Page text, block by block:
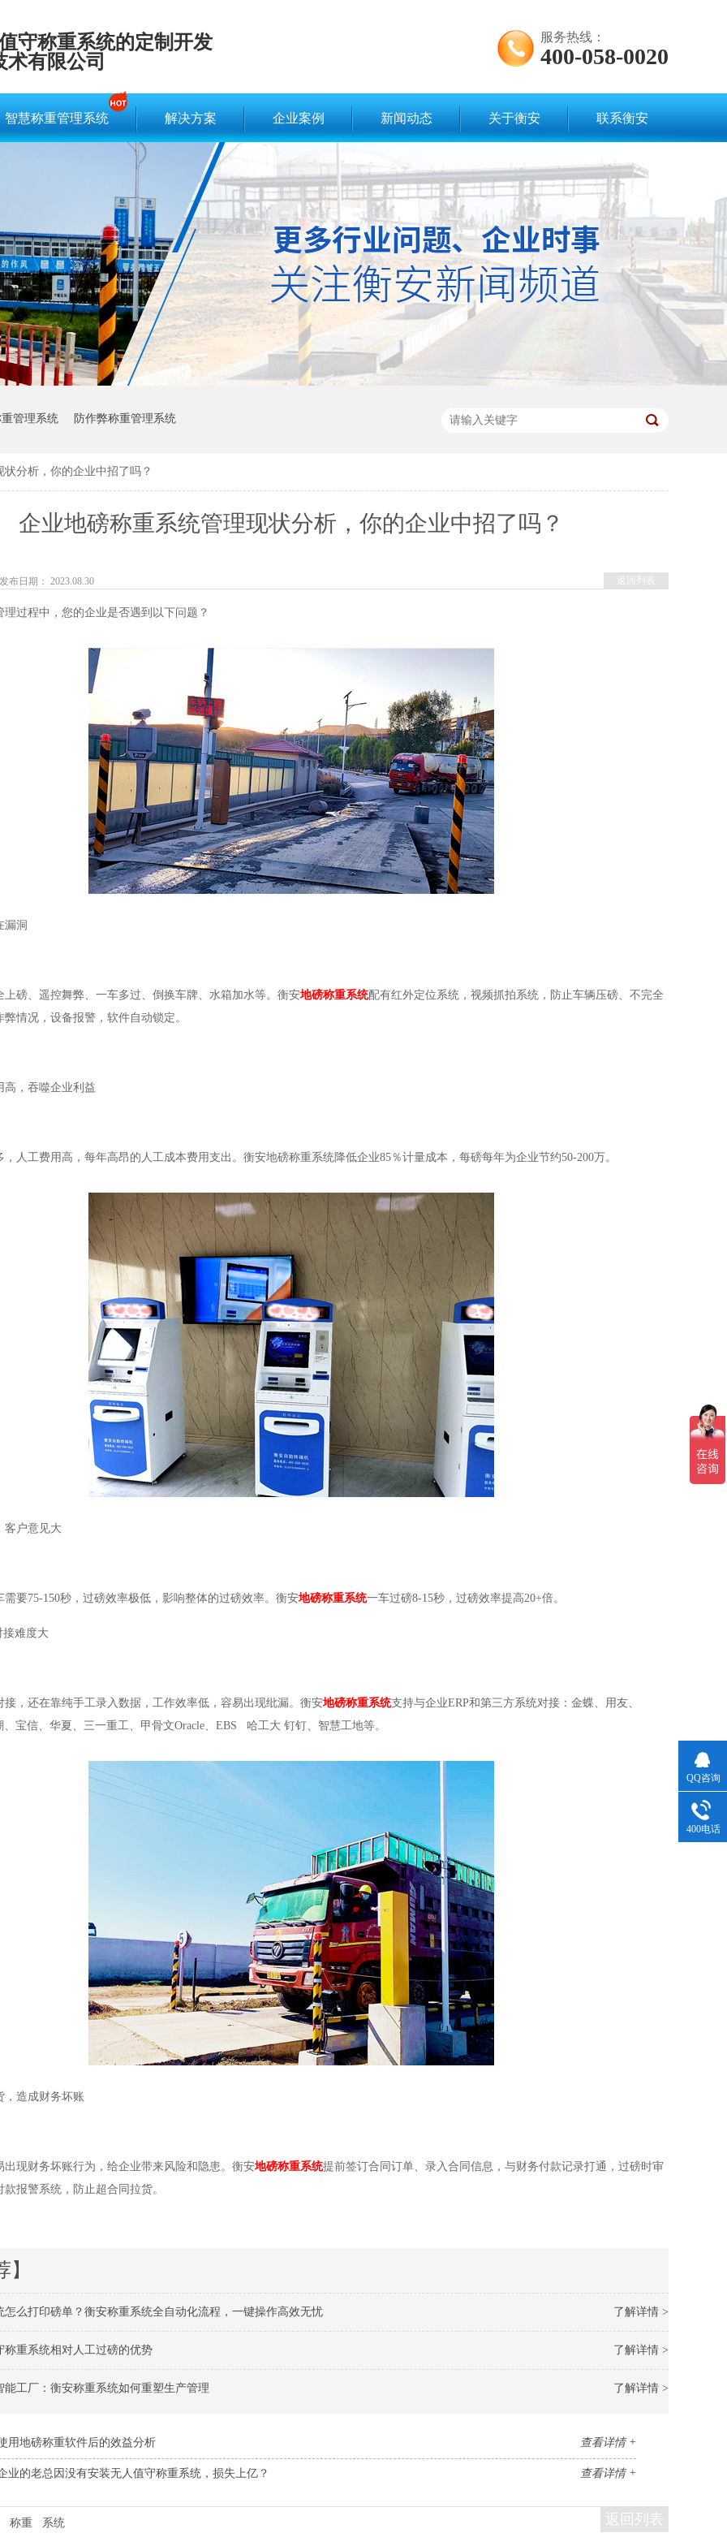
守称重系统的定制开发
有限公司
服务热线：
400-058-0020
智慧称重管理系统 解决方案 企业案例 新闻动态 关于衡安 联系衡安
管理系统 防作弊称重管理系统
分析，你的企业中招了吗？
企业地磅称重系统管理现状分析，你的企业中招了吗？
返回列表
发布日期： 2023.08.30
理过程中，您的企业是否遇到以下问题？
漏洞
上磅、遥控舞弊、一车多过、倒换车牌、水箱加水等。衡安地磅称重系统配有红外定位系统，视频抓拍系统，防止车辆压磅、不完全
情况，设备报警，软件自动锁定。
高，吞噬企业利益
人工费用高，每年高昂的人工成本费用支出。衡安地磅称重系统降低企业85％计量成本，每磅每年为企业节约50-200万。
客户意见大
需要75-150秒，过磅效率极低，影响整体的过磅效率。衡安地磅称重系统一车过磅8-15秒，过磅效率提高20+倍。
接难度大
接，还在靠纯手工录入数据，工作效率低，容易出现纰漏。衡安地磅称重系统支持与企业ERP和第三方系统对接：金蝶、用友、
、宝信、华夏、三一重工、甲骨文Oracle、EBS 哈工大 钉钉、智慧工地等。
，造成财务坏账
出现财务坏账行为，给企业带来风险和隐患。衡安地磅称重系统提前签订合同订单、录入合同信息，与财务付款记录打通，过磅时审
报警系统，防止超合同拉货。
】
了解详情 >
怎么打印磅单？衡安称重系统全自动化流程，一键操作高效无忧
了解详情 >
称重系统相对人工过磅的优势
了解详情 >
能工厂：衡安称重系统如何重塑生产管理
查看详情 +
用地磅称重软件后的效益分析
查看详情 +
业的老总因没有安装无人值守称重系统，损失上亿？
返回列表
称重 系统
QQ咨询
400电话